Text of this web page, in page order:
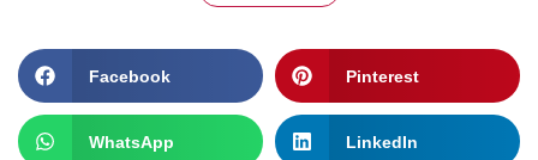
Facebook Pinterest
WhatsApp LinkedIn